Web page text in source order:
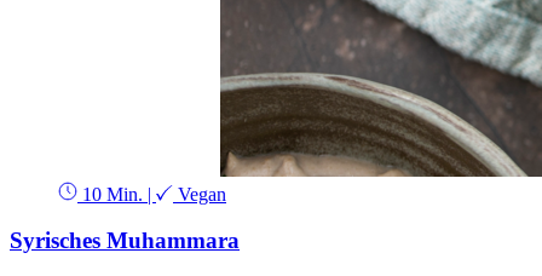
10 Min. | Vegan
Syrisches Muhammara